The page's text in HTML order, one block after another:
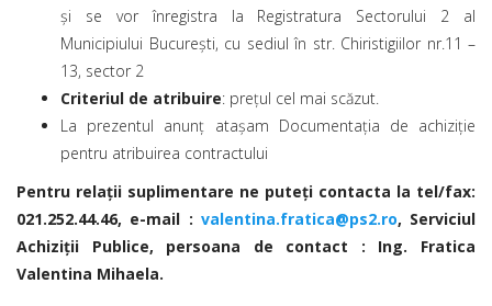
și se vor înregistra la Registratura Sectorului 2 al
Municipiului Bucureşti, cu sediul în str. Chiristigiilor nr.11 –
13, sector 2
Criteriul de atribuire: prețul cel mai scăzut.
La prezentul anunț atașam Documentația de achiziție
pentru atribuirea contractului
Pentru relaţii suplimentare ne puteţi contacta la tel/fax:
021.252.44.46, e-mail : valentina.fratica@ps2.ro, Serviciul
Achiziţii Publice, persoana de contact : Ing. Fratica
Valentina Mihaela.